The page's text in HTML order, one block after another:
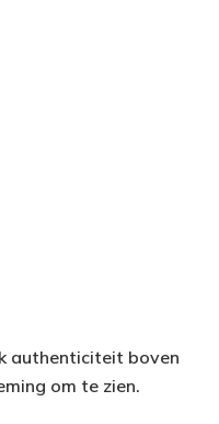
authenticiteit boven
om te zien.